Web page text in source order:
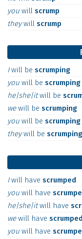
you will scrump
theywill scrump
Iwill be scrumping
you will be scrumping
he|she|itwill be
wewill be scrumping
you will be scrumping
theywill be scrumping
Iwill have scrumped
you will have
he|she|itwill have
wewill have scrumped
you will have